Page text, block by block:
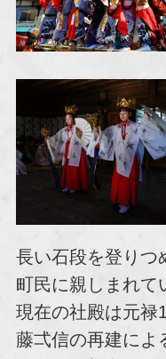
長い石段を登りつ
町民に親しまれて
現在の社殿は元禄
藤弌信の再建によ